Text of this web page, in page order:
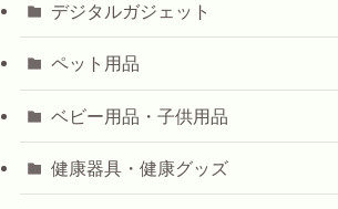
デジタルガジェット
ペット用品
ベビー用品・子供用品
健康器具・健康グッズ